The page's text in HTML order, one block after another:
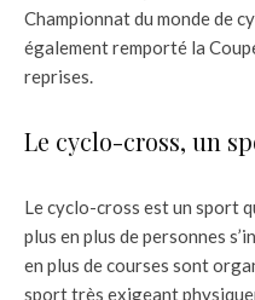
Championnat du monde de
également remporté la
reprises.
Le cyclo-cross, un
Le cyclo-cross est un sport
plus en plus de personnes
en plus de courses sont
sport très exigeant